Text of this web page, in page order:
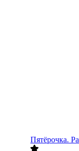
Пятёрочка.